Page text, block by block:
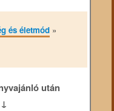
és életmód»
után